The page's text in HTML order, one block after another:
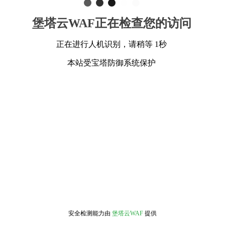
堡塔云WAF正在检查您的访问
正在进行人机识别，请稍等 1秒
本站受宝塔防御系统保护
安全检测能力由 堡塔云WAF 提供